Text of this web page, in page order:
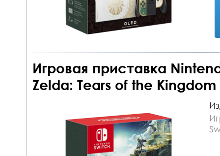
Игровая приставка
Zelda: Tears of the Kingdom